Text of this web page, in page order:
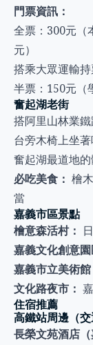
門票資訊：
全票：300元（
元）
搭乘大眾運輸
半票：150元（
奮起湖老街
搭阿里山林業
台旁木椅上坐
奮起湖最道地的
必吃美食： 檜
當
嘉義市區景點
檜意森活村：
嘉義文化創意園
嘉義市立美術館
文化路夜市：
住宿推薦
高鐵站周邊（交
長榮文苑酒店（